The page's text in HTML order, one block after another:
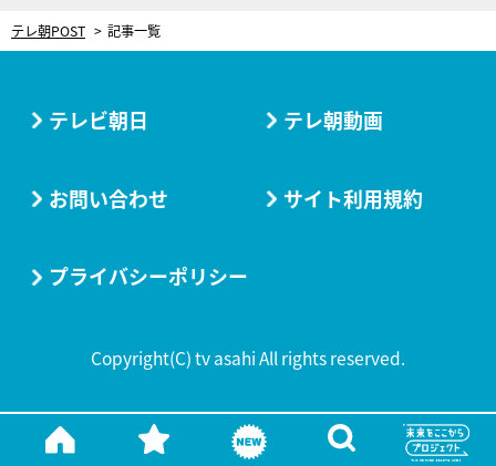
テレ朝POST 記事一覧
テレビ朝日 テレ朝動画
お問い合わせ サイト利用規約
プライバシーポリシー
Copyright(C) tv asahi All rights reserved.